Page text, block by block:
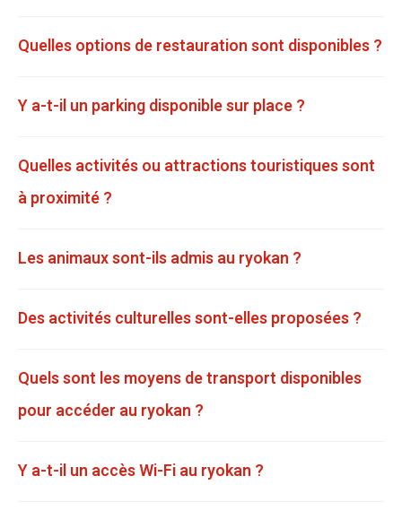
Quelles options de restauration sont disponibles ?
Y a-t-il un parking disponible sur place ?
Quelles activités ou attractions touristiques sont
à proximité ?
Les animaux sont-ils admis au ryokan ?
Des activités culturelles sont-elles proposées ?
Quels sont les moyens de transport disponibles
pour accéder au ryokan ?
Y a-t-il un accès Wi-Fi au ryokan ?